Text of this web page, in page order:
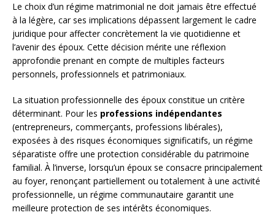
Le choix d’un régime matrimonial ne doit jamais être effectué
à la légère, car ses implications dépassent largement le cadre
juridique pour affecter concrètement la vie quotidienne et
l’avenir des époux. Cette décision mérite une réflexion
approfondie prenant en compte de multiples facteurs
personnels, professionnels et patrimoniaux.
La situation professionnelle des époux constitue un critère
déterminant. Pour les professions indépendantes
(entrepreneurs, commerçants, professions libérales),
exposées à des risques économiques significatifs, un régime
séparatiste offre une protection considérable du patrimoine
familial. À l’inverse, lorsqu’un époux se consacre principalement
au foyer, renonçant partiellement ou totalement à une activité
professionnelle, un régime communautaire garantit une
meilleure protection de ses intérêts économiques.